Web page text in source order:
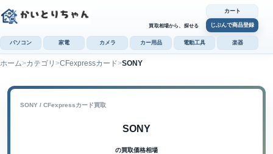
買取相場から、探せる
カート
じぶんで商品登録
パソコン 家電 カメラ カー用品 電動工具 楽器
ホーム カテゴリ CFexpressカード SONY
SONY / CFexpressカード買取
SONY
の買取価格相場